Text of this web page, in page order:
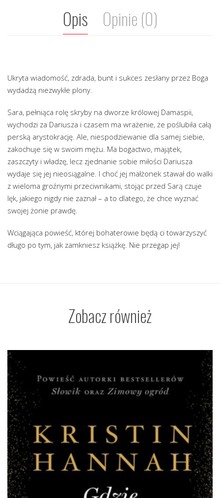
Opis Opinie (0)
Ukryta wiadomość, zdrada, bunt i sukces zesłany przez Boga
wydadzą niezwykłe plony.
Sara, pełniąca rolę skryby na dworze królowej Damaspii,
wychodzi za Dariusza i czasem ma wrażenie, że poślubiła całą
perską arystokrację. Ale, niespodziewanie dla samej siebie,
zakochuje się w swoim mężu. Ma bogactwo, majątek,
zaszczyty i władzę, lecz zjednanie sobie miłości Dariusza
wydaje się jej nieosiągalne. I choć jej małżonek stawał do walki
z wieloma groźnymi przeciwnikami, stojąc przed Sarą czuje
lęk, jakiego nigdy nie zaznał – a to dlatego, że chce wyznać
swojej żonie prawdę.
Wciągająca powieść, której bohaterowie będą ci towarzyszyć
długo po tym, jak zamkniesz książkę. Nie przegap jej!
Zobacz również